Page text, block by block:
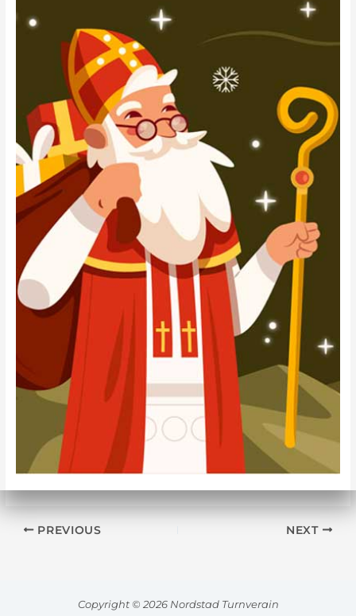
PREVIOUS NEXT
Copyright © 2026 Nordstad Turnverain